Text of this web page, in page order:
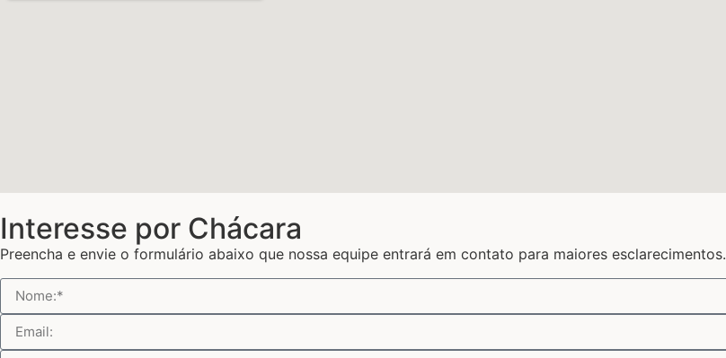
Interesse por Chácara
Preencha e envie o formulário abaixo que nossa equipe entrará em contato para maiores esclarecimentos.